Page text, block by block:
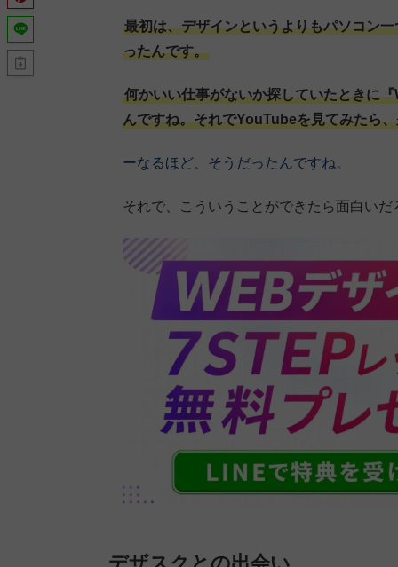
最初は、デザインというよりもパソコン
ったんです。
何かいい仕事がないか探していたときに
んですね。それでYouTubeを見てみたら
ーなるほど、そうだったんですね。
それで、こういうことができたら面白い